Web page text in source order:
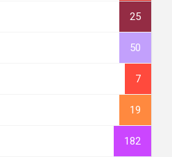
25
50
7
19
182